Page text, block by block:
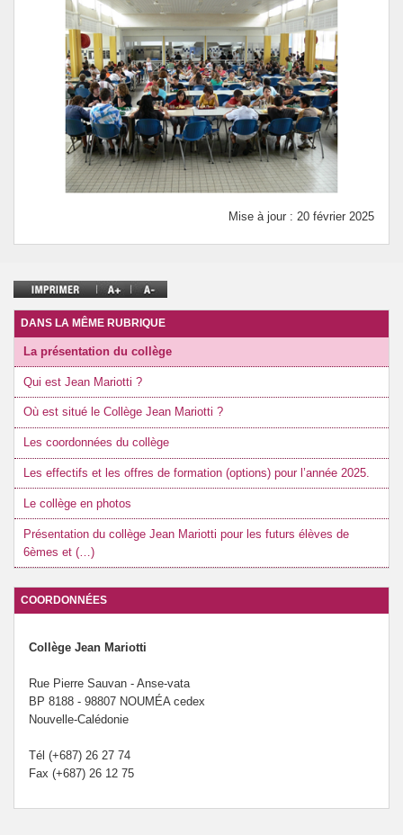
Mise à jour : 20 février 2025
DANS LA MÊME RUBRIQUE
La présentation du collège
Qui est Jean Mariotti ?
Où est situé le Collège Jean Mariotti ?
Les coordonnées du collège
Les effectifs et les offres de formation (options) pour l’année 2025.
Le collège en photos
Présentation du collège Jean Mariotti pour les futurs élèves de
6èmes et (…)
COORDONNÉES
Collège Jean Mariotti
Rue Pierre Sauvan - Anse-vata
BP 8188 - 98807 NOUMÉA cedex
Nouvelle-Calédonie
Tél (+687) 26 27 74
Fax (+687) 26 12 75